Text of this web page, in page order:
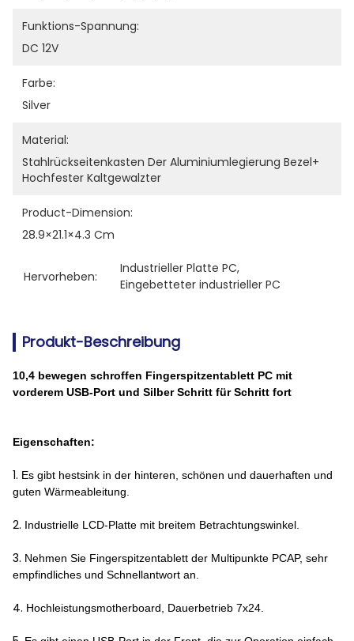
Funktions-Spannung:
DC 12V
Farbe:
Silver
Material:
Stahlrückseitenkasten Der Aluminiumlegierung Bezel+
Hochfester Kaltgewalzter
Product-Dimension:
28.9×21.1×4.3 Cm
Hervorheben:
Industrieller Platte PC,
Eingebetteter industrieller PC
Produkt-Beschreibung
10,4 bewegen schroffen Fingerspitzentablett PC mit
vorderem USB-Port und Silber Schritt für Schritt fort
Eigenschaften:
1. Es gibt hestsink in der hinteren, schönen und dauerhaften und
guten Wärmeableitung.
2. Industrielle LCD-Platte mit breitem Betrachtungswinkel.
3. Nehmen Sie Fingerspitzentablett der Multipunkte PCAP, sehr
empfindliches und Schnellantwort an.
4. Hochleistungsmotherboard, Dauerbetrieb 7x24.